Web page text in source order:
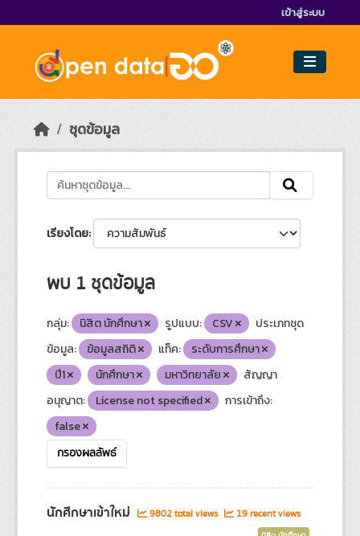
เข้าสู่ระบบ
ชุดข้อมูล
เรียงโดย
พบ 1 ชุดข้อมูล
กลุ่ม: นิสิต นักศึกษา รูปแบบ: CSV
ประเภทชุด
ข้อมูล:
ข้อมูลสถิติ แท็ค:
ระดับการศึกษา
ปี1
นักศึกษา มหาวิทยาลัย
สัญญา
อนุญาต:
License not specified
การเข้าถึง:
false
กรองผลลัพธ์
นักศึกษาเข้าใหม่ 9802 total views 19 recent views